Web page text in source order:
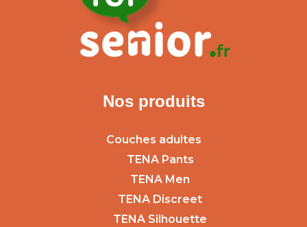
Nos produits
Couches adultes
TENA Pants
TENA Men
TENA Discreet
TENA Silhouette